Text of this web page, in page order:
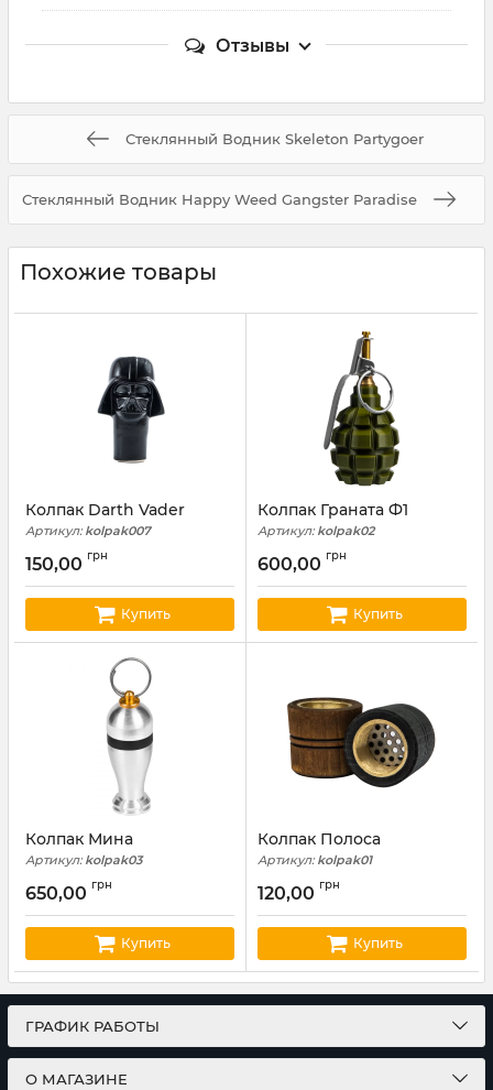
Отзывы
Стеклянный Водник Skeleton Partygoer
Стеклянный Водник Happy Weed Gangster Paradise
Похожие товары
Колпак Darth Vader
Артикул:kolpak007
150,00 грн
Купить
Колпак Граната Ф1
Артикул:kolpak02
600,00 грн
Купить
Колпак Мина
Артикул:kolpak03
650,00 грн
Купить
Колпак Полоса
Артикул:kolpak01
120,00 грн
Купить
ГРАФИК РАБОТЫ
О МАГАЗИНЕ